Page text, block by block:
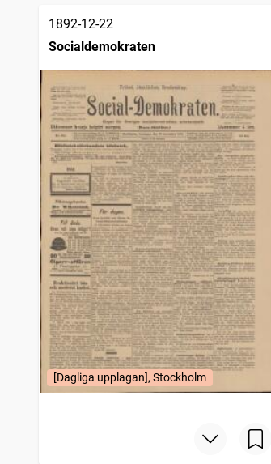
1892-12-22
Socialdemokraten
[Dagliga upplagan], Stockholm